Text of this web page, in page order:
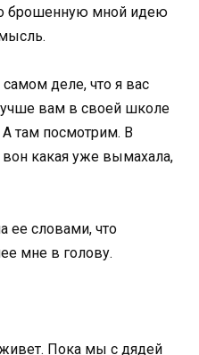
брошенную мной идею
деле, что я вас
вам в своей школе
А там посмотрим. В
вон какая уже вымахала,
ее словами, что
мне в голову.
Пока мы с дядей